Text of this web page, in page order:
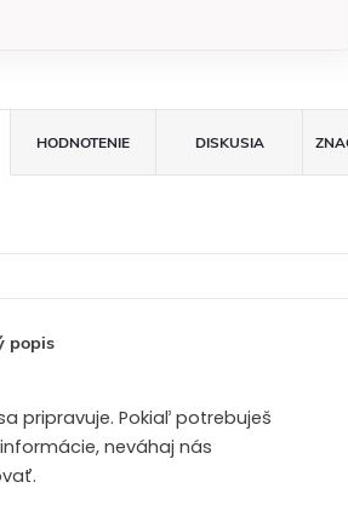
HODNOTENIE DISKUSIA
popis
pripravuje. Pokiaľ potrebuješ
neváhaj nás